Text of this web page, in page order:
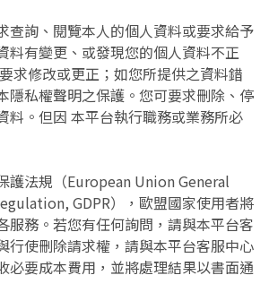
查詢、閱覽本人的個人資料或要求給予
料有變更、或發現您的個人資料不正
求修改或更正；如您所提供之資料錯
隱私權聲明之保護。您可要求刪除、停
料。但因 本平台執行職務或業務所必
護法規（European Union General
GDPR），歐盟國家使用者將
服務。若您有任何詢問，請與本平台客
行使刪除請求權，請與本平台客服中心
必要成本費用，並將處理結果以書面通